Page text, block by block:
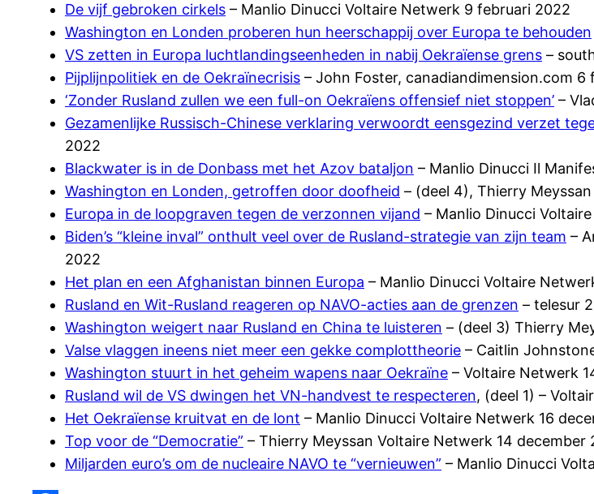
De vijf gebroken cirkels – Manlio Dinucci Voltaire Netwerk 9 februari 2022
Washington en Londen proberen hun heerschappij over Europa te behouden
VS zetten in Europa luchtlandingseenheden in nabij Oekraïense grens –
Pijplijnpolitiek en de Oekraïnecrisis – John Foster, canadiandimension.com 6
‘Zonder Rusland zullen we een full-on Oekraïens offensief niet stoppen’ –
Gezamenlijke Russisch-Chinese verklaring verwoordt eensgezind verzet
2022
Blackwater is in de Donbass met het Azov bataljon – Manlio Dinucci Il
Washington en Londen, getroffen door doofheid – (deel 4), Thierry
Europa in de loopgraven tegen de verzonnen vijand – Manlio Dinucci
Biden’s “kleine inval” onthult veel over de Rusland-strategie van zijn team –
2022
Het plan en een Afghanistan binnen Europa – Manlio Dinucci Voltaire
Rusland en Wit-Rusland reageren op NAVO-acties aan de grenzen – telesur
Washington weigert naar Rusland en China te luisteren – (deel 3) Thierry
Valse vlaggen ineens niet meer een gekke complottheorie – Caitlin
Washington stuurt in het geheim wapens naar Oekraïne – Voltaire Netwerk
Rusland wil de VS dwingen het VN-handvest te respecteren, (deel 1) –
Het Oekraïense kruitvat en de lont – Manlio Dinucci Voltaire Netwerk 16
Top voor de “Democratie” – Thierry Meyssan Voltaire Netwerk 14 december
Miljarden euro’s om de nucleaire NAVO te “vernieuwen” – Manlio Dinucci